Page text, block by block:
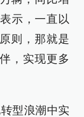
示，一直以
则，那就是
，实现更多
型浪潮中实